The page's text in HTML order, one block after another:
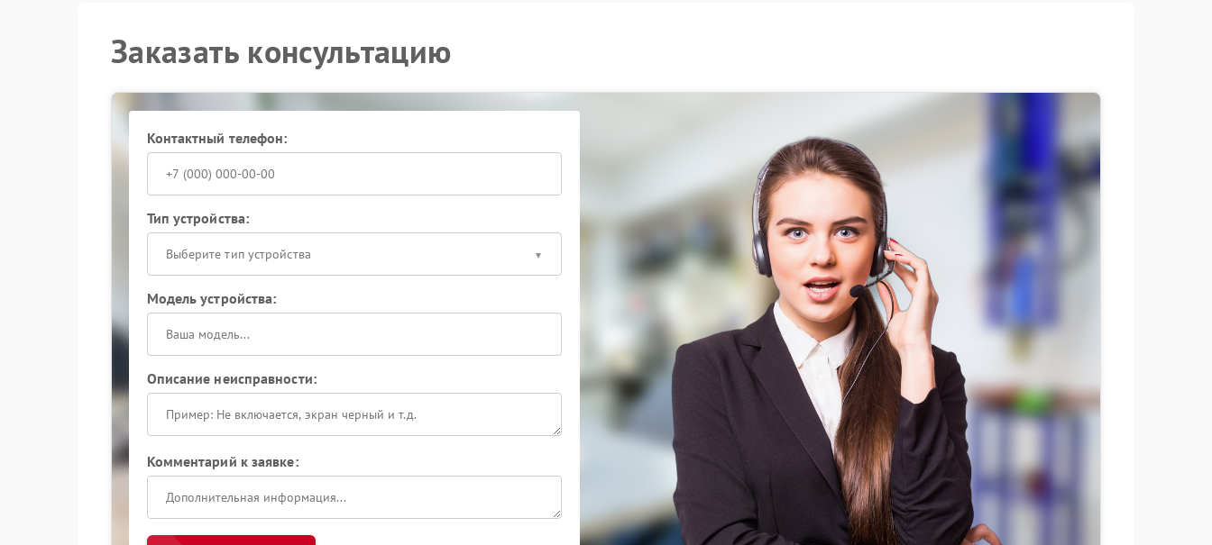
Заказать консультацию
Контактный телефон:
Тип устройства:
Выберите тип устройства
Модель устройства:
Описание неисправности:
Комментарий к заявке: